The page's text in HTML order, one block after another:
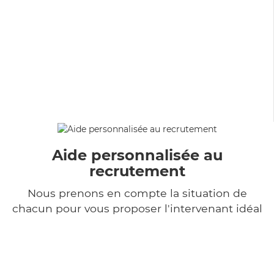
Aide personnalisée au
recrutement
Nous prenons en compte la situation de
chacun pour vous proposer l'intervenant idéal